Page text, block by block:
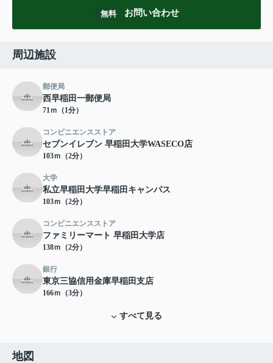
無料 お問い合わせ
周辺施設
郵便局
西早稲田一郵便局
71ｍ（1分）
コンビニエンスストア
セブンイレブン 早稲田大学WASECO店
103ｍ（2分）
大学
私立早稲田大学早稲田キャンパス
103ｍ（2分）
コンビニエンスストア
ファミリーマート 早稲田大学店
138ｍ（2分）
銀行
東京三協信用金庫早稲田支店
166ｍ（3分）
すべて見る
地図